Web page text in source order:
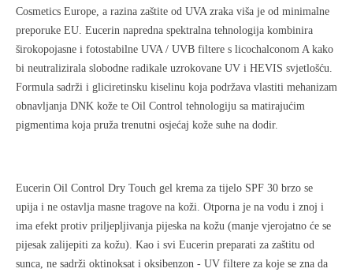
Cosmetics Europe, a razina zaštite od UVA zraka viša je od minimalne
preporuke EU. Eucerin napredna spektralna tehnologija kombinira
širokopojasne i fotostabilne UVA / UVB filtere s licochalconom A kako
bi neutralizirala slobodne radikale uzrokovane UV i HEVIS svjetlošću.
Formula sadrži i gliciretinsku kiselinu koja podržava vlastiti mehanizam
obnavljanja DNK kože te Oil Control tehnologiju sa matirajućim
pigmentima koja pruža trenutni osjećaj kože suhe na dodir.
Eucerin Oil Control Dry Touch gel krema za tijelo SPF 30 brzo se
upija i ne ostavlja masne tragove na koži. Otporna je na vodu i znoj i
ima efekt protiv priljepljivanja pijeska na kožu (manje vjerojatno će se
pijesak zalijepiti za kožu). Kao i svi Eucerin preparati za zaštitu od
sunca, ne sadrži oktinoksat i oksibenzon - UV filtere za koje se zna da